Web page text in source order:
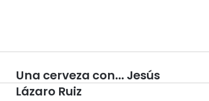
U
n
a
Una cerveza con... Jesús
Lázaro Ruiz